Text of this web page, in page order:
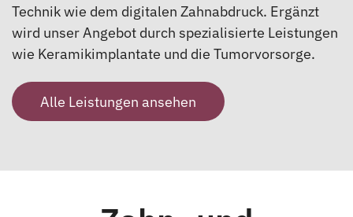
Technik wie dem digitalen Zahnabdruck. Ergänzt
wird unser Angebot durch spezialisierte Leistungen
wie Keramikimplantate und die Tumorvorsorge.
Alle Leistungen ansehen